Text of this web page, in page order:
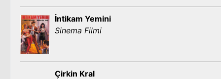
İntikam Yemini
Sinema Filmi
Çirkin Kral